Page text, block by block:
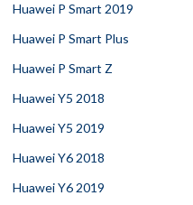
Huawei P Smart 2019
Huawei P Smart Plus
Huawei P Smart Z
Huawei Y5 2018
Huawei Y5 2019
Huawei Y6 2018
Huawei Y6 2019